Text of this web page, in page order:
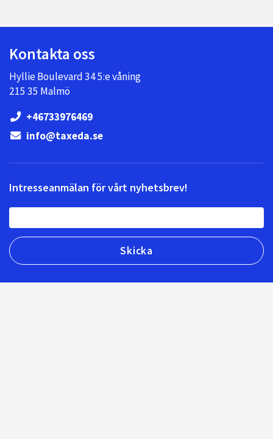
Kontakta oss
Hyllie Boulevard 34 5:e våning
215 35 Malmö
+46733976469
info@taxeda.se
Intresseanmälan för vårt nyhetsbrev!